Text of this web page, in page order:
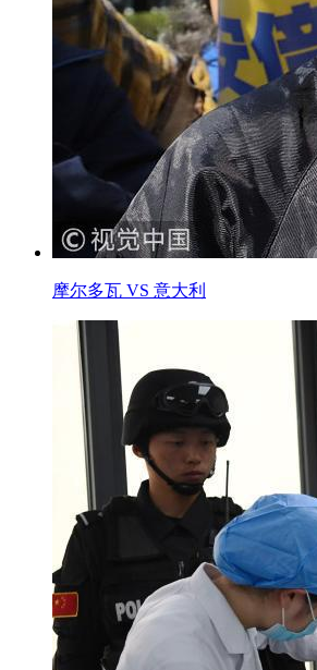
摩尔多瓦 VS 意大利